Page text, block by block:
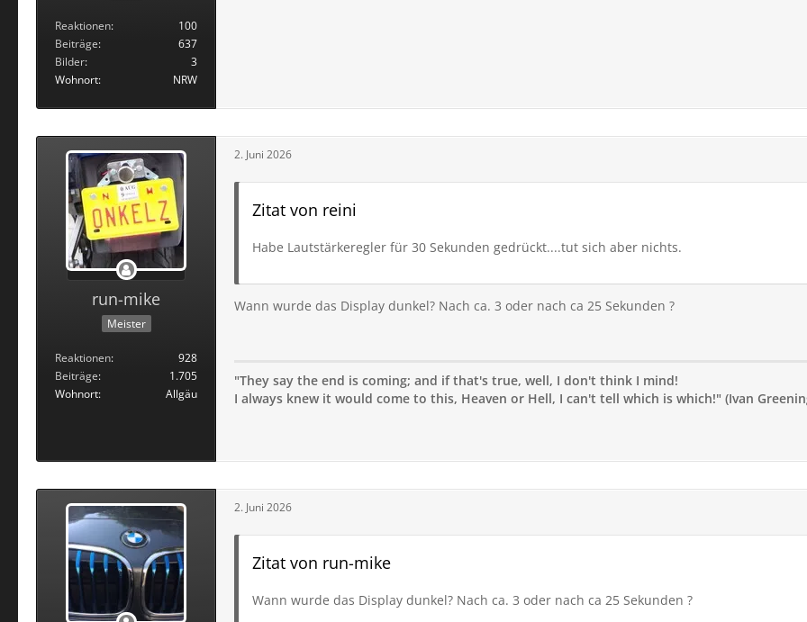
Reaktionen
100
Beiträge
637
Bilder
3
Wohnort
NRW
run-mike
Meister
Reaktionen
928
Beiträge
1.705
Wohnort
Allgäu
2. Juni 2026
Zitat von reini
Habe Lautstärkeregler für 30 Sekunden gedrückt....tut sich aber nichts.
Wann wurde das Display dunkel? Nach ca. 3 oder nach ca 25 Sekunden ?
"They say the end is coming; and if that's true, well, I don't think I mind!
I always knew it would come to this, Heaven or Hell, I can't tell which is which!" (Ivan
2. Juni 2026
Zitat von run-mike
Wann wurde das Display dunkel? Nach ca. 3 oder nach ca 25 Sekunden ?